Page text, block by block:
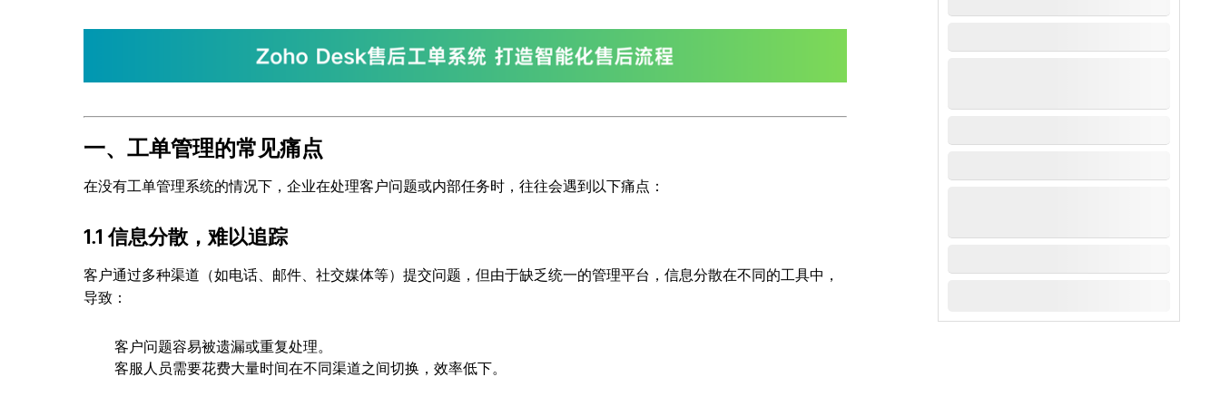
一、工单管理的常见痛点
在没有工单管理系统的情况下，企业在处理客户问题或内部任务时，往往会遇到以下痛点：
1.1 信息分散，难以追踪
客户通过多种渠道（如电话、邮件、社交媒体等）提交问题，但由于缺乏统一的管理平台，信息分散在不同的工具中，
导致：
客户问题容易被遗漏或重复处理。
客服人员需要花费大量时间在不同渠道之间切换，效率低下。